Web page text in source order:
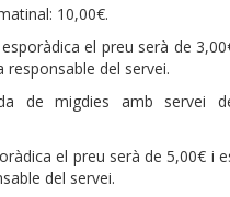
10,00€.
el preu serà de
del servei.
de migdies amb servei
el preu serà de 5,00€ i
del servei.